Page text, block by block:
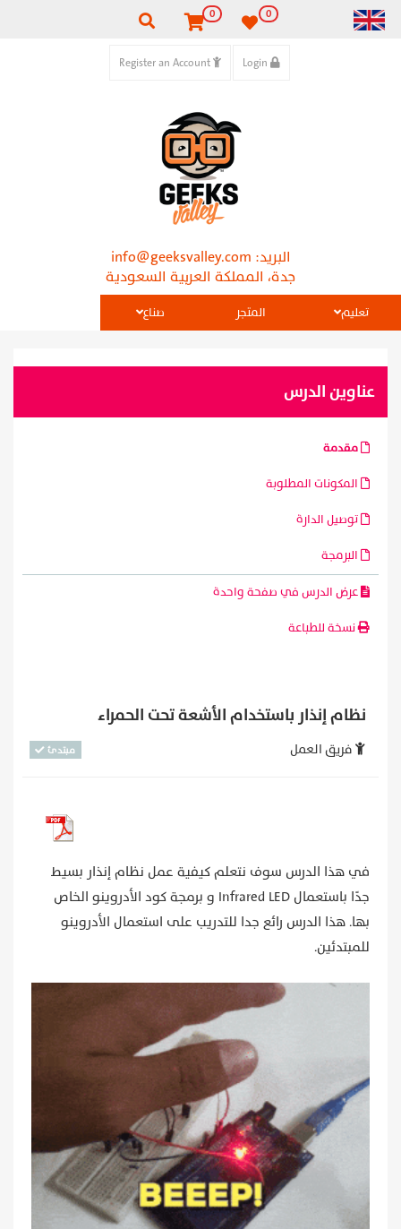
البريد: info@geeksvalley.com
جدة، المملكة العربية السعودية
تعليم المتجر صناع
0
0
عناوين الدرس
مقدمة
المكونات المطلوبة
توصيل الدارة
البرمجة
عرض الدرس في صفحة واحدة
نسخة للطباعة
نظام إنذار باستخدام الأشعة تحت الحمراء
فريق العمل مبتدئ
في هذا الدرس سوف نتعلم كيفية عمل نظام إنذار بسيط
جدًا باستعمال Infrared LED و برمجة كود الأدروينو الخاص
بها. هذا الدرس رائع جدا للتدريب على استعمال الأدروينو
للمبتدئين.